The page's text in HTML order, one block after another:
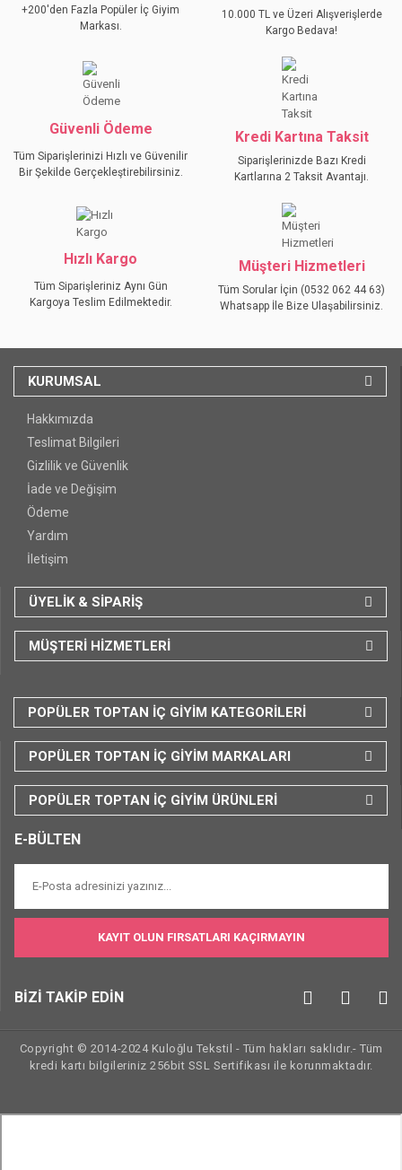
Ürün açıklamasında eksik bilgiler bulunuyor.
Ürün fiyatı diğer sitelerden daha pahalı.
Bu ürüne benzer farklı alternatifler olmalı.
+200'den Fazla Popüler İç Giyim
Markası.
10.000 TL ve Üzeri Alışverişlerde
Kargo Bedava!
Güvenli Ödeme
Tüm Siparişlerinizi Hızlı ve Güvenilir
Bir Şekilde Gerçekleştirebilirsiniz.
Kredi Kartına Taksit
Siparişlerinizde Bazı Kredi
Kartlarına 2 Taksit Avantajı.
Hızlı Kargo
Tüm Siparişleriniz Aynı Gün
Kargoya Teslim Edilmektedir.
Müşteri Hizmetleri
Tüm Sorular İçin (0532 062 44 63)
Whatsapp İle Bize Ulaşabilirsiniz.
KURUMSAL
Hakkımızda
Teslimat Bilgileri
Gizlilik ve Güvenlik
İade ve Değişim
Ödeme
Yardım
İletişim
ÜYELİK & SİPARİŞ
MÜŞTERİ HİZMETLERİ
POPÜLER TOPTAN İÇ GİYİM KATEGORİLERİ
POPÜLER TOPTAN İÇ GİYİM MARKALARI
POPÜLER TOPTAN İÇ GİYİM ÜRÜNLERİ
E-BÜLTEN
KAYIT OLUN FIRSATLARI KAÇIRMAYIN
BİZİ TAKİP EDİN
Copyright © 2014-2024 Kuloğlu Tekstil - Tüm hakları saklıdır.- Tüm
kredi kartı bilgileriniz 256bit SSL Sertifikası ile korunmaktadır.